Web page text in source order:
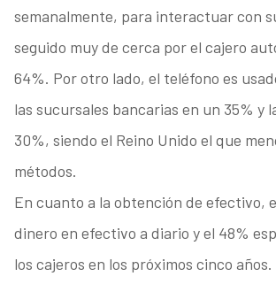
semanalmente, para interactuar con
seguido muy de cerca por el cajero
64%. Por otro lado, el teléfono es
las sucursales bancarias en un 35% y
30%, siendo el Reino Unido el que
métodos.
En cuanto a la obtención de efectivo,
dinero en efectivo a diario y el 48%
los cajeros en los próximos cinco años.